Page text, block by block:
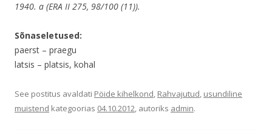
1940. a (ERA II 275, 98/100 (11)).
Sõnaseletused:
paerst – praegu
latsis – platsis, kohal
See postitus avaldati Pöide kihelkond, Rahvajutud, usundiline
muistend kategoorias 04.10.2012, autoriks admin.